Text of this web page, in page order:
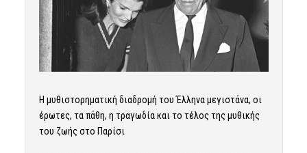
Η μυθιστορηματική διαδρομή του Έλληνα μεγιστάνα, οι
έρωτες, τα πάθη, η τραγωδία και το τέλος της μυθικής
του ζωής στο Παρίσι